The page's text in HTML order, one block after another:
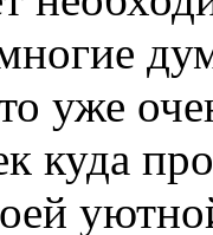
уже
куда